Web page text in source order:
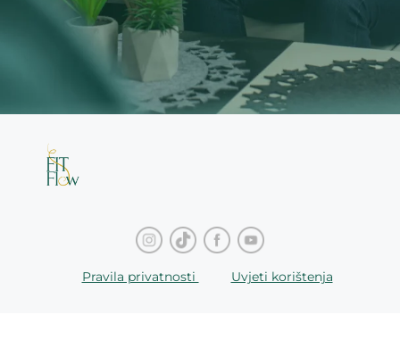
Pravila privatnosti Uvjeti korištenja